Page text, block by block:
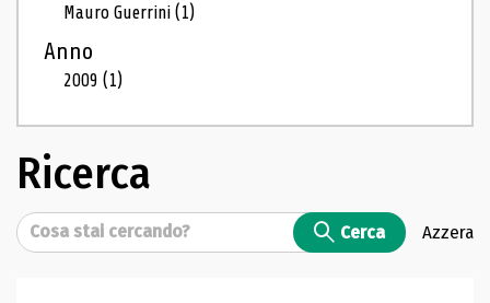
Mauro Guerrini(1)
Anno
2009(1)
Ricerca
Cerca Cerca Azzera